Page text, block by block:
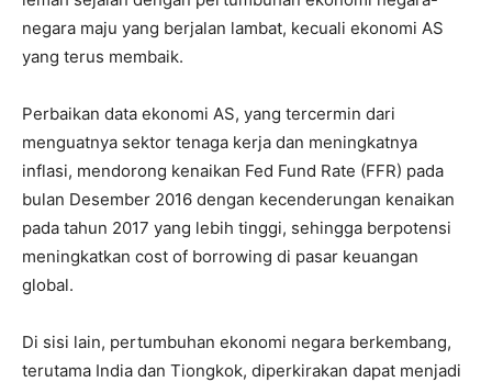
negara maju yang berjalan lambat, kecuali ekonomi AS
yang terus membaik.
Perbaikan data ekonomi AS, yang tercermin dari
menguatnya sektor tenaga kerja dan meningkatnya
inflasi, mendorong kenaikan Fed Fund Rate (FFR) pada
bulan Desember 2016 dengan kecenderungan kenaikan
pada tahun 2017 yang lebih tinggi, sehingga berpotensi
meningkatkan cost of borrowing di pasar keuangan
global.
Di sisi lain, pertumbuhan ekonomi negara berkembang,
terutama India dan Tiongkok, diperkirakan dapat menjadi